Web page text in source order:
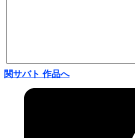
関サバト 作品へ